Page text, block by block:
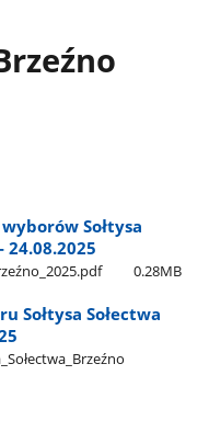
Sołtysa
24.08.2025
0.28MB
Sołtysa Sołectwa